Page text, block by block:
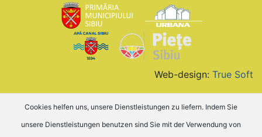
Web-design: True Soft
Cookies helfen uns, unsere Dienstleistungen zu liefern. Indem Sie
unsere Dienstleistungen benutzen sind Sie mit der Verwendung von